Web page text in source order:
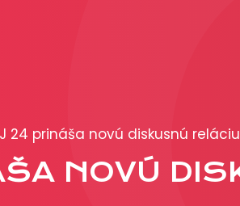
24 prináša novú diskusnú reláciu
NOVÚ